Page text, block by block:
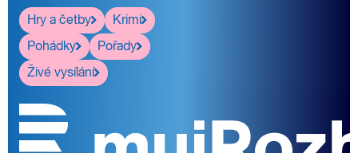
Hry a četby
Krimi
Pohádky
Pořady
Živé vysílání